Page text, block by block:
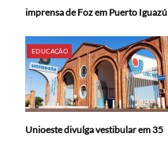
imprensa de Foz em Puerto Iguazú
EDUCAÇÃO
Unioeste divulga vestibular em 35